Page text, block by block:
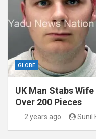
GLOBE
UK Man Stabs
Over 200 Pieces
2 years ago Sunil